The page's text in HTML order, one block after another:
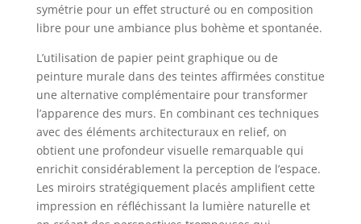
symétrie pour un effet structuré ou en composition
libre pour une ambiance plus bohème et spontanée.
L’utilisation de papier peint graphique ou de
peinture murale dans des teintes affirmées constitue
une alternative complémentaire pour transformer
l’apparence des murs. En combinant ces techniques
avec des éléments architecturaux en relief, on
obtient une profondeur visuelle remarquable qui
enrichit considérablement la perception de l’espace.
Les miroirs stratégiquement placés amplifient cette
impression en réfléchissant la lumière naturelle et